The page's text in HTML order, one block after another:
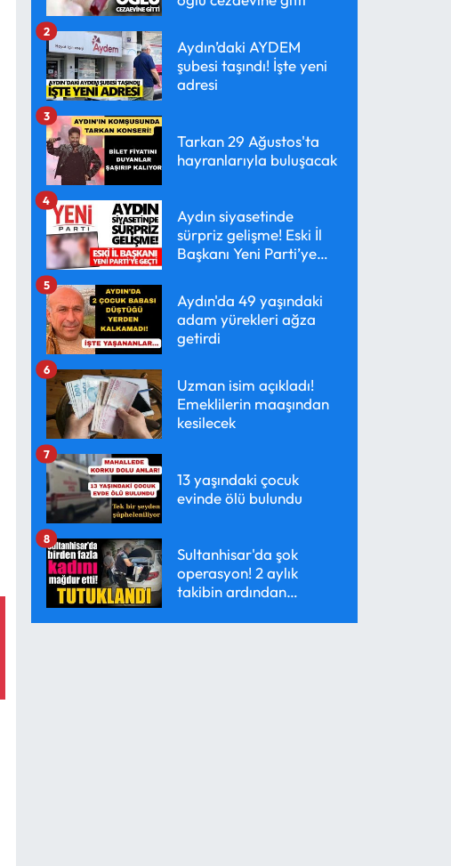
Aydın’daki AYDEM
şubesi taşındı! İşte yeni
adresi
2
Tarkan 29 Ağustos'ta
hayranlarıyla buluşacak
3
Aydın siyasetinde
sürpriz gelişme! Eski İl
Başkanı Yeni Parti’ye
4
Aydın'da 49 yaşındaki
adam yürekleri ağza
getirdi
5
Uzman isim açıkladı!
Emeklilerin maaşından
kesilecek
6
13 yaşındaki çocuk
evinde ölü bulundu
7
Sultanhisar'da şok
operasyon! 2 aylık
takibin ardından
8